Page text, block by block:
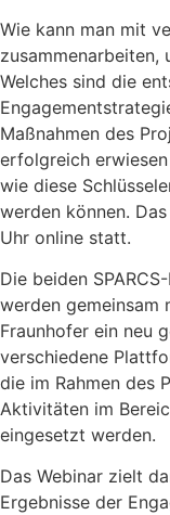
Wie kann man mit
zusammenarbeiten,
Welches sind die
Maßnahmen des
erfolgreich
wie diese
werden können.
Uhr online statt.
Die beiden
werden gemeinsam
Fraunhofer ein neu
verschiedene
die im Rahmen des
Aktivitäten im
eingesetzt werden.
Das Webinar zielt
Ergebnisse der